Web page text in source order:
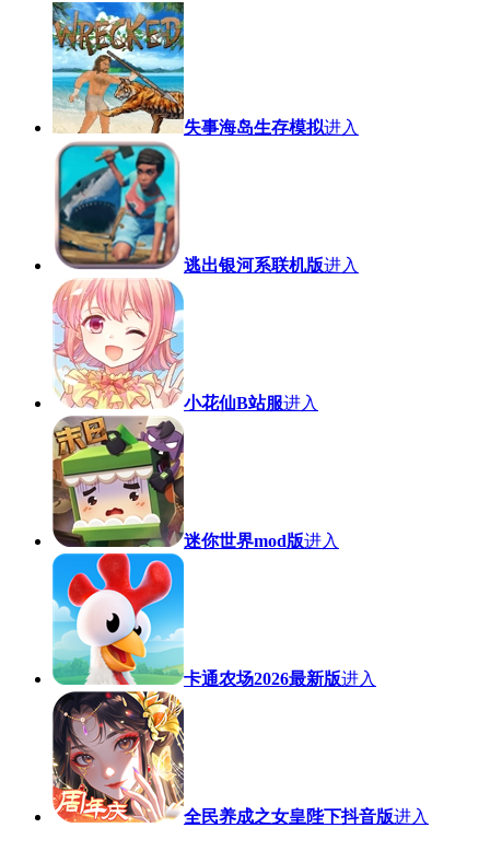
失事海岛生存模拟进入
逃出银河系联机版进入
小花仙B站服进入
迷你世界mod版进入
卡通农场2026最新版进入
全民养成之女皇陛下抖音版进入